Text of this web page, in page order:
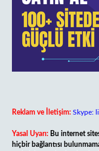
Reklam ve İletişim: Skype:
Yasal Uyarı: Bu internet
hiçbir bağlantısı